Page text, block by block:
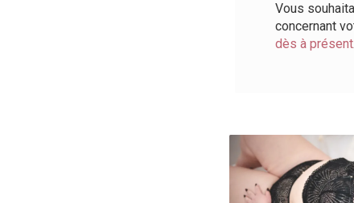
Vous
concernant
dès à présent.